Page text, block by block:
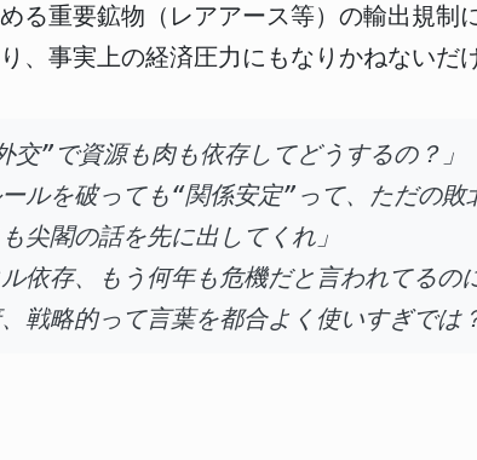
る重要鉱物（レアアース等）の輸出規
、事実上の経済圧力にもなりかねないだ
交”で資源も肉も依存してどうするの？」
ールを破っても“関係安定”って、ただの敗
も尖閣の話を先に出してくれ」
ル依存、もう何年も危機だと言われてるの
、戦略的って言葉を都合よく使いすぎでは